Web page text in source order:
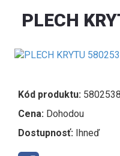
PLECH
Kód produktu:
Cena: Dohodou
Dostupnosť: Ihneď